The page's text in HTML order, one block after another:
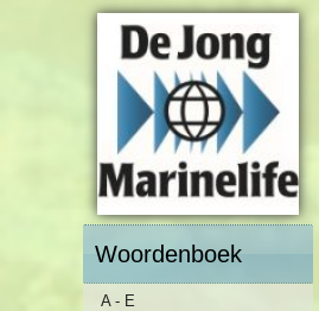
Woordenboek
A - E